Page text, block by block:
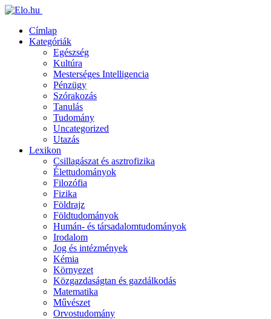
Címlap
Kategóriák
Egészség
Kultúra
Mesterséges Intelligencia
Pénzügy
Szórakozás
Tanulás
Tudomány
Uncategorized
Utazás
Lexikon
Csillagászat és asztrofizika
Élettudományok
Filozófia
Fizika
Földrajz
Földtudományok
Humán- és társadalomtudományok
Irodalom
Jog és intézmények
Kémia
Környezet
Közgazdaságtan és gazdálkodás
Matematika
Művészet
Orvostudomány